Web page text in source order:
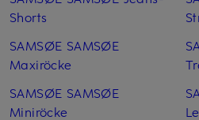
Shorts
SAMSØE SAMSØE
Maxiröcke
SAMSØE SAMSØE
Miniröcke